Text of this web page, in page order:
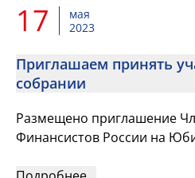
17
мая
2023
Приглашаем принять
собрании
Размещено приглашение
Финансистов России на